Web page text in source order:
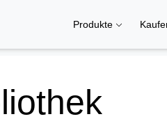
Produkte